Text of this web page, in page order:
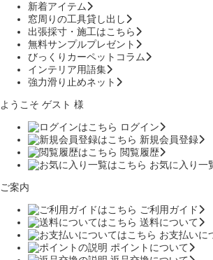
新着アイテム
窓周りの工具貸し出し
出張採寸・施工はこちら
無料サンプルプレゼント
びっくりカーペットコラム
インテリア用語集
強力滑り止めネット
ようこそ ゲスト 様
ログイン
新規会員登録
閲覧履歴
お気に入り一
ご案内
ご利用ガイド
送料について
お支払いに
ポイントについて